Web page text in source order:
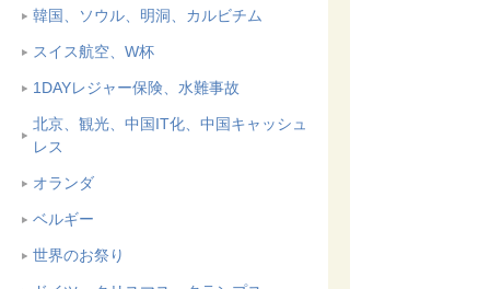
韓国、ソウル、明洞、カルビチム
スイス航空、W杯
1DAYレジャー保険、水難事故
北京、観光、中国IT化、中国キャッシュ
レス
オランダ
ベルギー
世界のお祭り